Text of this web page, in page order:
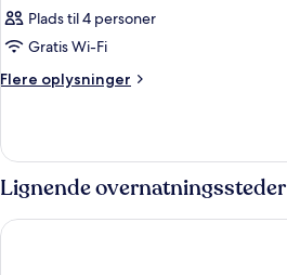
Plads til 4 personer
Gratis Wi-Fi
Flere oplysninger
Flere
Lignende overnatningssteder
Asia Hotel Bangkok